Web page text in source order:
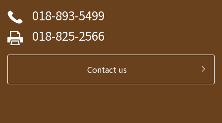
018-893-5499
018-825-2566
Contact us